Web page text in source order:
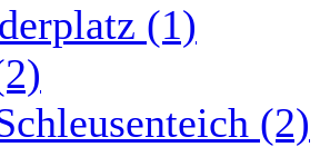
(1)
(2)